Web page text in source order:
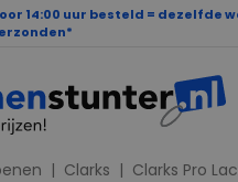
14:00 uur besteld = dezelfde
Clarks Clarks Pro